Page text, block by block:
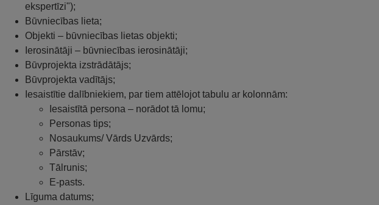
ekspertīzi");
Būvniecības lieta;
Objekti – būvniecības lietas objekti;
Ierosinātāji – būvniecības ierosinātāji;
Būvprojekta izstrādātājs;
Būvprojekta vadītājs;
Iesaistītie dalībniekiem, par tiem attēlojot tabulu ar kolonnām:
Iesaistītā persona – norādot tā lomu;
Personas tips;
Nosaukums/ Vārds Uzvārds;
Pārstāv;
Tālrunis;
E-pasts.
Līguma datums;